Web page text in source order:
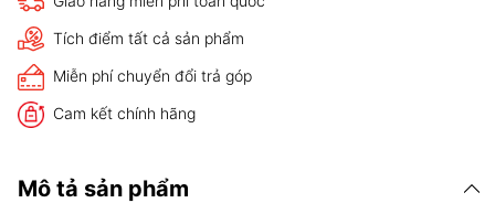
Tích điểm tất cả sản phẩm
Miễn phí chuyển đổi trả góp
Cam kết chính hãng
Mô tả sản phẩm